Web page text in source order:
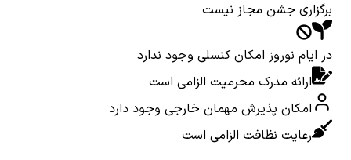
برگزاری جشن مجاز نیست
در ایام نوروز امکان کنسلی وجود ندارد
ارائه مدرک محرمیت الزامی است
امکان پذیرش مهمان خارجی وجود دارد
رعایت نظافت الزامی است